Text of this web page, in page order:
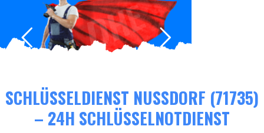
SCHLÜSSELDIENST NUSSDORF (71735)
– 24H SCHLÜSSELNOTDIENST